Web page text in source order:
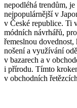
nepodléhá trendům,
nejpopulárnější v
v České republice. Ti
módních návrhářů,
řemeslnou
nošení a využívání
v bazarech a v
i přírodu. Tímto
v obchodních